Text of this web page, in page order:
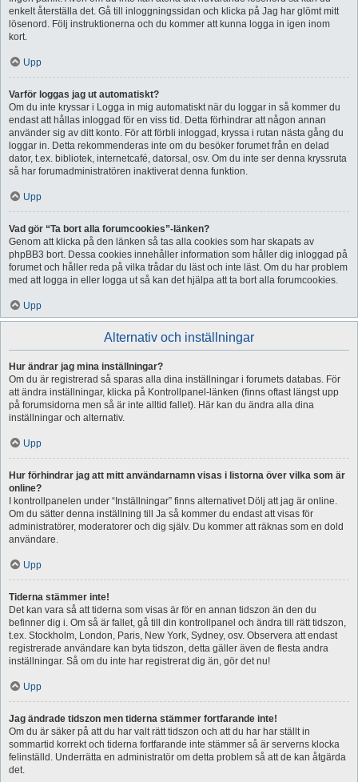
enkelt återställa det. Gå till inloggningssidan och klicka på Jag har glömt mitt
lösenord. Följ instruktionerna och du kommer att kunna logga in igen inom
kort.
Upp
Varför loggas jag ut automatiskt?
Om du inte kryssar i Logga in mig automatiskt när du loggar in så kommer du
endast att hållas inloggad för en viss tid. Detta förhindrar att någon annan
använder sig av ditt konto. För att förbli inloggad, kryssa i rutan nästa gång du
loggar in. Detta rekommenderas inte om du besöker forumet från en delad
dator, t.ex. bibliotek, internetcafé, datorsal, osv. Om du inte ser denna kryssruta
så har forumadministratören inaktiverat denna funktion.
Upp
Vad gör “Ta bort alla forumcookies”-länken?
Genom att klicka på den länken så tas alla cookies som har skapats av
phpBB3 bort. Dessa cookies innehåller information som håller dig inloggad på
forumet och håller reda på vilka trådar du läst och inte läst. Om du har problem
med att logga in eller logga ut så kan det hjälpa att ta bort alla forumcookies.
Upp
Alternativ och inställningar
Hur ändrar jag mina inställningar?
Om du är registrerad så sparas alla dina inställningar i forumets databas. För
att ändra inställningar, klicka på Kontrollpanel-länken (finns oftast längst upp
på forumsidorna men så är inte alltid fallet). Här kan du ändra alla dina
inställningar och alternativ.
Upp
Hur förhindrar jag att mitt användarnamn visas i listorna över vilka som är
online?
I kontrollpanelen under “Inställningar” finns alternativet Dölj att jag är online.
Om du sätter denna inställning till Ja så kommer du endast att visas för
administratörer, moderatorer och dig själv. Du kommer att räknas som en dold
användare.
Upp
Tiderna stämmer inte!
Det kan vara så att tiderna som visas är för en annan tidszon än den du
befinner dig i. Om så är fallet, gå till din kontrollpanel och ändra till rätt tidszon,
t.ex. Stockholm, London, Paris, New York, Sydney, osv. Observera att endast
registrerade användare kan byta tidszon, detta gäller även de flesta andra
inställningar. Så om du inte har registrerat dig än, gör det nu!
Upp
Jag ändrade tidszon men tiderna stämmer fortfarande inte!
Om du är säker på att du har valt rätt tidszon och att du har har ställt in
sommartid korrekt och tiderna fortfarande inte stämmer så är serverns klocka
felinställd. Underrätta en administratör om detta problem så att de kan åtgärda
det.